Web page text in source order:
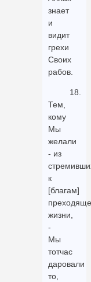
знает
и
видит
грехи
Своих
рабов.
18.
Тем,
кому
Мы
желали
- из
к
[благам]
жизни,
-
Мы
тотчас
даровали
то,